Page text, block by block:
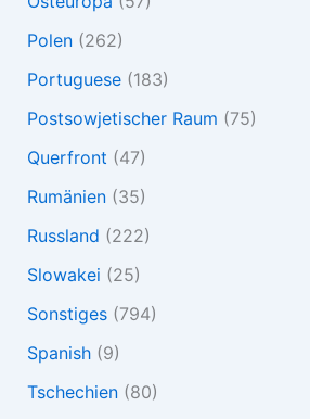
Polen(262)
Portuguese(183)
Postsowjetischer Raum (75)
Querfront (47)
Rumänien(35)
Russland (222)
Slowakei (25)
Sonstiges(794)
Spanish(9)
Tschechien(80)